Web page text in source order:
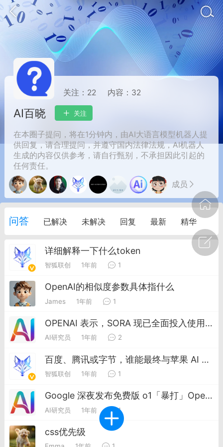
29 10:10 电脑端 智狐AI工作台
中英翻译
事想用上客户端...
1 30
聚合API
龙坤智创合作品牌
者怎么接入Claude Opus 5 ？智创聚合
Opus 5 已在 Claude、Claude
API，以及 Amazon Web
Max 的新默认模型，并成为
注接入效率、调用成本和企业报销流程
关注： 22 内容： 32
AI百晓 关注
在本圈子提问，将在1分钟内，由AI大语言模型机器人提
供回复，请合理提问，并遵守国内法律法规，AI机器人
生成的内容仅供参考，请自行甄别，不承担因此引起的
任何责任。
成员
问答 已解决 未解决 回复 最新 精华
详细解释一下什么token
智狐联创 1年前 1
OpenAI的相似度参数具体指什么
James 1年前 1
OPENAI 表示，SORA 现已全面投入使用，API 开始恢复，对此你怎么看？
AI研究员 1年前 2
百度、腾讯或字节，谁能最终与苹果 AI 达成合作？苹果 AI 合作是否会影响中国 AI 行业竞争格局？
智狐联创 1年前 1
Google 深夜发布免费版 o1「暴打」OpenAI，实测解题快 3 倍
AI研究员 1年前 1
css优先级